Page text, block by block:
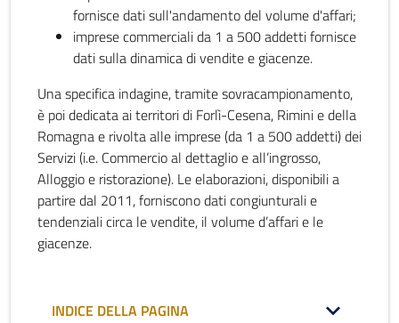
fornisce dati sull'andamento del volume d'affari;
imprese commerciali da 1 a 500 addetti fornisce
dati sulla dinamica di vendite e giacenze.
Una specifica indagine, tramite sovracampionamento,
è poi dedicata ai territori di Forlì-Cesena, Rimini e della
Romagna e rivolta alle imprese (da 1 a 500 addetti) dei
Servizi (i.e. Commercio al dettaglio e all’ingrosso,
Alloggio e ristorazione). Le elaborazioni, disponibili a
partire dal 2011, forniscono dati congiunturali e
tendenziali circa le vendite, il volume d’affari e le
giacenze.
INDICE DELLA PAGINA